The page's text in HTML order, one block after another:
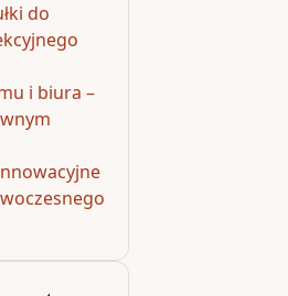
do
i biura –